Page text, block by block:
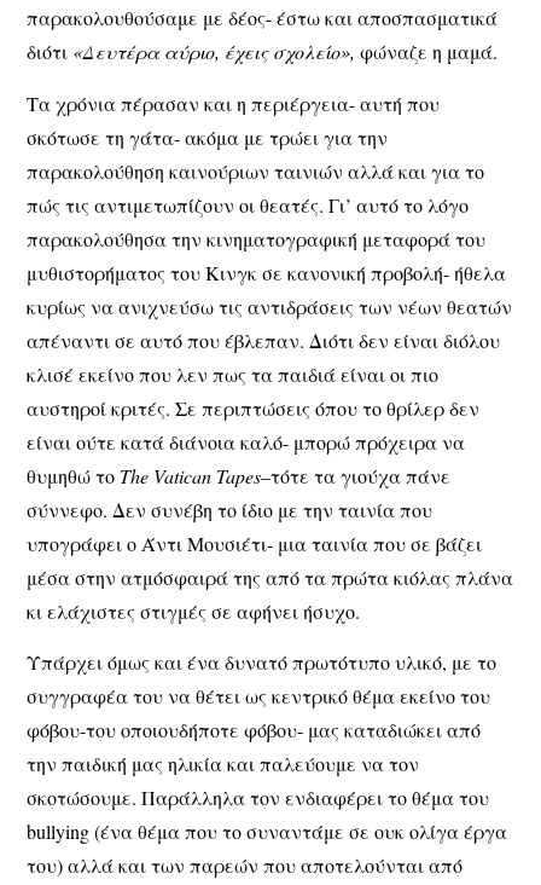
παρακολουθούσαμε με δέος- έστω και αποσπασματικά
διότι «Δευτέρα αύριο, έχεις σχολείο»,φώναζε η μαμά.
Τα χρόνια πέρασαν και η περιέργεια- αυτή που
σκότωσε τη γάτα- ακόμα με τρώει για την
παρακολούθηση καινούριων ταινιών αλλά και για το
πώς τις αντιμετωπίζουν οι θεατές. Γι’ αυτό το λόγο
παρακολούθησα την κινηματογραφική μεταφορά του
μυθιστορήματος του Κινγκ σε κανονική προβολή- ήθελα
κυρίως να ανιχνεύσω τις αντιδράσεις των νέων θεατών
απέναντι σε αυτό που έβλεπαν. Διότι δεν είναι διόλου
κλισέ εκείνο που λεν πως τα παιδιά είναι οι πιο
αυστηροί κριτές. Σε περιπτώσεις όπου το θρίλερ δεν
είναι ούτε κατά διάνοια καλό- μπορώ πρόχειρα να
θυμηθώ το The Vatican Tapes–τότε τα γιούχα πάνε
σύννεφο. Δεν συνέβη το ίδιο με την ταινία που
υπογράφει ο Άντι Μουσιέτι- μια ταινία που σε βάζει
μέσα στην ατμόσφαιρά της από τα πρώτα κιόλας πλάνα
κι ελάχιστες στιγμές σε αφήνει ήσυχο.
Υπάρχει όμως και ένα δυνατό πρωτότυπο υλικό, με το
συγγραφέα του να θέτει ως κεντρικό θέμα εκείνο του
φόβου-του οποιουδήποτε φόβου- μας καταδιώκει από
την παιδική μας ηλικία και παλεύουμε να τον
σκοτώσουμε. Παράλληλα τον ενδιαφέρει το θέμα του
bullying (ένα θέμα που το συναντάμε σε ουκ ολίγα έργα
του) αλλά και των παρεών που αποτελούνται από